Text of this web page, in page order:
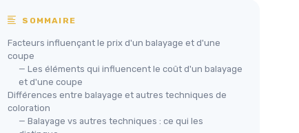
SOMMAIRE
Facteurs influençant le prix d'un balayage et d'une
coupe
— Les éléments qui influencent le coût d'un balayage
et d'une coupe
Différences entre balayage et autres techniques de
coloration
— Balayage vs autres techniques : ce qui les